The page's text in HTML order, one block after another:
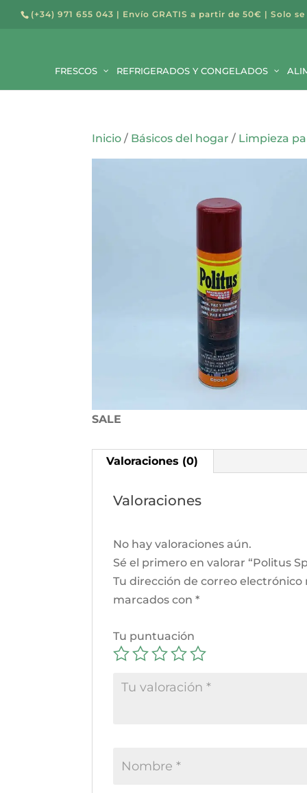
(+34) 971 655 043 | Envío GRATIS a partir de 50€ | Solo
FRESCOS REFRIGERADOS Y CONGELADOS
Inicio / Básicos del hogar / Limpieza
SALE
Valoraciones (0)
Valoraciones
No hay valoraciones aún.
Sé el primero en valorar “Politus
Tu dirección de correo electrónico
marcados con*
Tu puntuación